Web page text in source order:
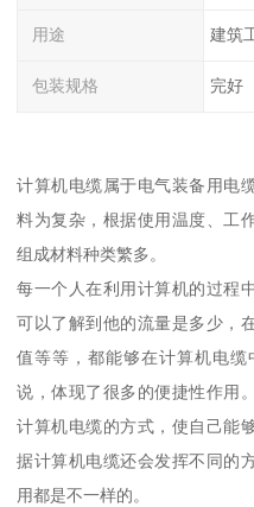
用途 建筑
包装规格 完好
计算机电缆属于电气装备用电
料为复杂，根据使用温度、工
组成材料种类繁多。
每一个人在利用计算机的过程
可以了解到他的流量是多少，
值等等，都能够在计算机电
说，体现了很多的便捷性作用
计算机电缆的方式，使自己能
据计算机电缆还会发挥不同的
用都是不一样的。